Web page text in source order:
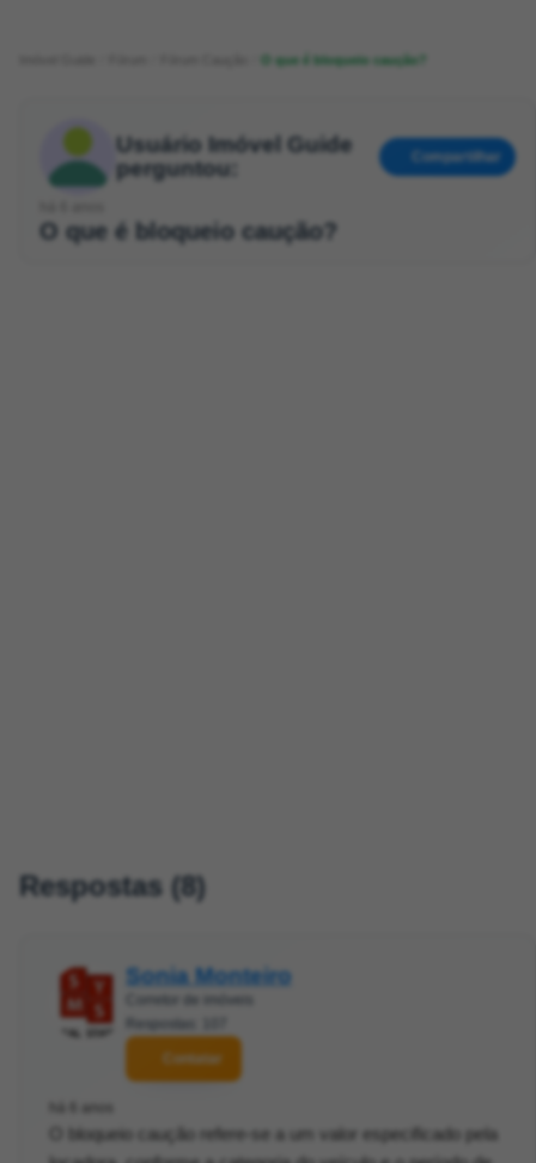
O que é bloqueio caução?
Usuário Imóvel Guide
perguntou:
Compartilhar
O que é bloqueio caução?
Respostas (8)
Sonia Monteiro
Corretor de imóveis
Respostas: 107
Contatar
há 6 anos
O bloqueio caução refere-se a um valor especificado pela